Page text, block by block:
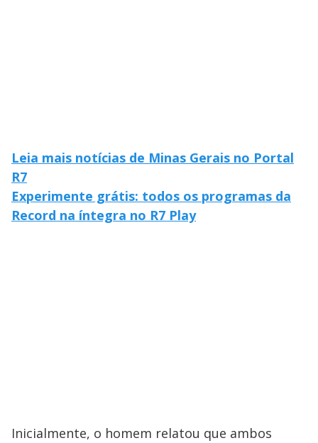
Leia mais notícias de Minas Gerais no Portal
R7
Experimente grátis: todos os programas da
Record na íntegra no R7 Play
Inicialmente, o homem relatou que ambos